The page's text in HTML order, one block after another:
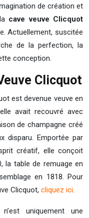
de création et
cave veuve Clicquot
Actuellement, suscitée
de la perfection, la
conception.
Clicquot
est devenue veuve en
avait recouvré avec
de champagne créé
disparu. Emportée par
créatif, elle conçoit
la table de remuage en
en 1818. Pour
Clicquot, cliquez ici.
uniquement une